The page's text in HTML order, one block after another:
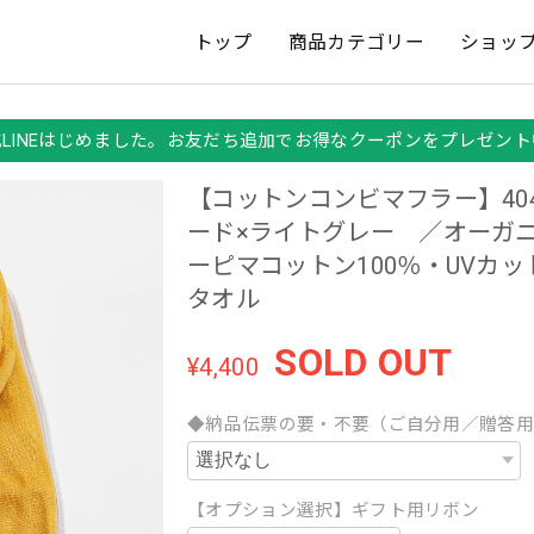
トップ 商品カテゴリー ショッ
はじめました。お友だち追加でお得なクーポンをプレゼン
【コットンコンビマフラー】
ード×ライトグレー ／オーガ
ーピマコットン100％・UVカッ
タオル
¥4,400 SOLD OUT
◆納品伝票の要・不要（ご自分用／贈答
【オプション選択】ギフト用リボン